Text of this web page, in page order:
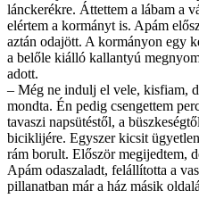
lánckerékre. Áttettem a lábam a
elértem a kormányt is. Apám
aztán odajött. A kormányon egy
a belőle kiálló kallantyú
adott.
– Még ne indulj el vele, kisfiam,
mondta. Én pedig csengettem
tavaszi napsütéstől, a
biciklijére. Egyszer kicsit
rám borult. Először megijedtem,
Apám odaszaladt, felállította a
pillanatban már a ház másik